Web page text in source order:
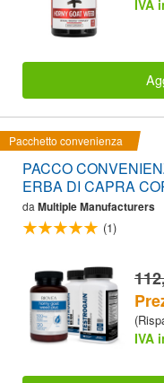
IVA
Pacchetto convenienza
PACCO
ERBA DI CAPRA
da Multiple Manufacturers
(1)
IVA